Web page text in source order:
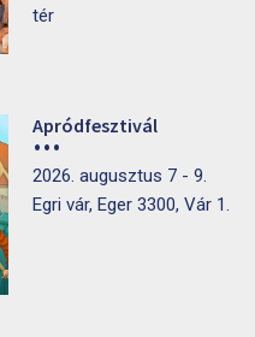
tér
Apródfesztivál
2026. augusztus 7 - 9.
Egri vár, Eger 3300, Vár 1.